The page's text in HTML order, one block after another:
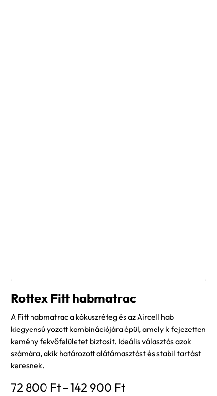
Rottex Fitt habmatrac
A Fitt habmatrac a kókuszréteg és az Aircell hab
kiegyensúlyozott kombinációjára épül, amely kifejezetten
kemény fekvőfelületet biztosít. Ideális választás azok
számára, akik határozott alátámasztást és stabil tartást
keresnek.
72 800 Ft–142 900 FtÁrtartomány: